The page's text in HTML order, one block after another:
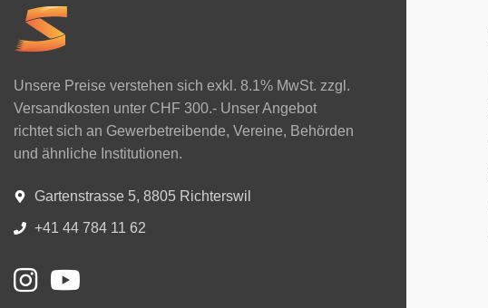
Unsere Preise verstehen sich exkl. 8.1% MwSt. zzgl.
Versandkosten unter CHF 300.- Unser Angebot
richtet sich an Gewerbetreibende, Vereine, Behörden
und ähnliche Institutionen.
Gartenstrasse 5, 8805 Richterswil
+41 44 784 11 62